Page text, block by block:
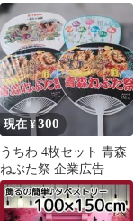
現在 ¥300
うちわ 4枚セット 青森
ねぶた祭 企業広告